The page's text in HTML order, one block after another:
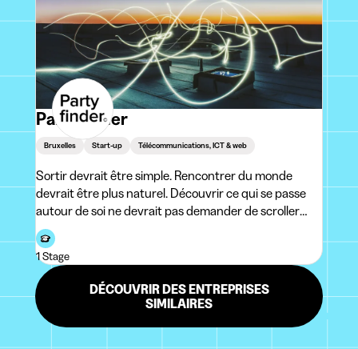
PartyFinder
Bruxelles Start-up Télécommunications, ICT & web
Sortir devrait être simple. Rencontrer du monde
devrait être plus naturel. Découvrir ce qui se passe
autour de soi ne devrait pas demander de scroller
pendant des heures.PartyFinder est une plateforme
qui veut réinventer la manière dont les gens vivent
leur ville : soirées, évén
1 Stage
DÉCOUVRIR DES ENTREPRISES
SIMILAIRES